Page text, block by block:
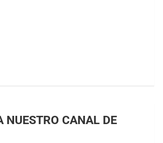
NUESTRO CANAL DE